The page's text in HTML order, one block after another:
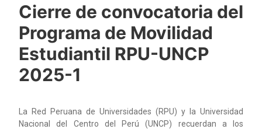
Cierre de convocatoria del
Programa de Movilidad
Estudiantil RPU-UNCP
2025-1
La Red Peruana de Universidades (RPU) y la Universidad
Nacional del Centro del Perú (UNCP) recuerdan a los